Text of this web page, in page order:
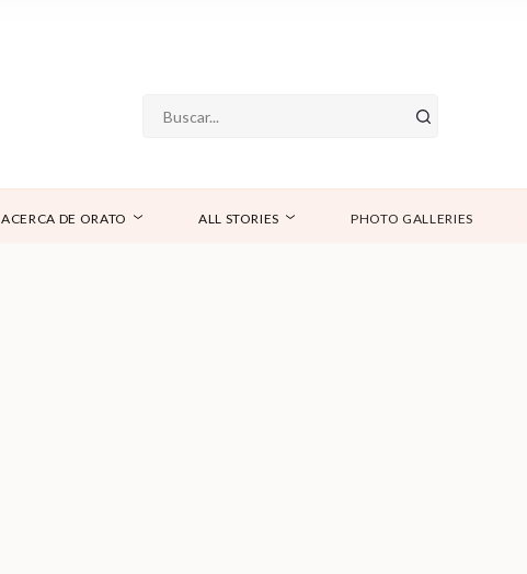
ACERCA DE ORATO ALL STORIES PHOTO GALLERIES